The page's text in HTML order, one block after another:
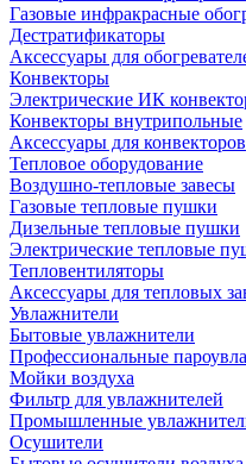
Газовые инфракрасные
Дестратификаторы
Аксессуары для
Конвекторы
Электрические ИК
Конвекторы внутрипольные
Аксессуары для конвекторов
Тепловое оборудование
Воздушно-тепловые завесы
Газовые тепловые пушки
Дизельные тепловые пушки
Электрические тепловые
Тепловентиляторы
Аксессуары для тепловых
Увлажнители
Бытовые увлажнители
Профессиональные
Мойки воздуха
Фильтр для увлажнителей
Промышленные
Осушители